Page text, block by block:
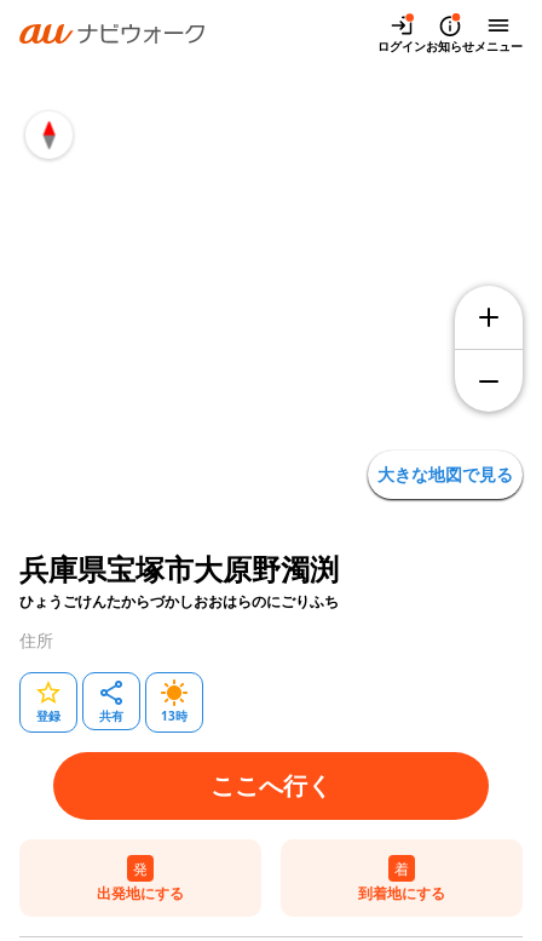
兵庫県宝塚市大原野濁渕の地図・アクセス | auナビウォーク
ログインお知らせメニュー
大きな地図で見る
兵庫県宝塚市大原野濁渕
ひょうごけんたからづかしおおはらのにごりふち
住所
登録 共有 13時
ここへ行く
発
出発地にする
着
到着地にする